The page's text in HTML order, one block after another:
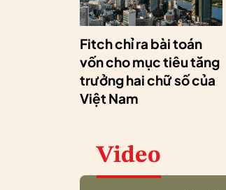
Fitch chỉ ra bài toán
vốn cho mục tiêu tăng
trưởng hai chữ số của
Việt Nam
Video